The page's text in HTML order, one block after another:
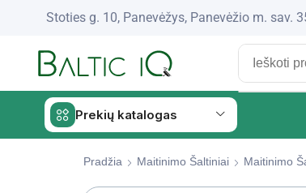
Stoties g. 10, Panevėžys, Panevėžio m. sav.
Prekių katalogas
Pradžia Maitinimo Šaltiniai Maitinimo